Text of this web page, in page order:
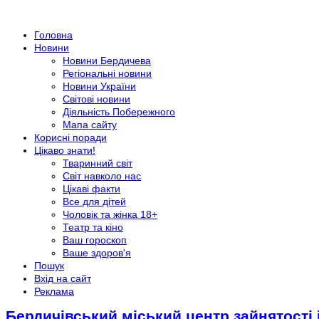
Головна
Новини
Новини Бердичева
Регіональні новини
Новини України
Світові новини
Діяльність Побережного
Мапа сайту
Корисні поради
Цікаво знати!
Тваринний світ
Світ навколо нас
Цікаві факти
Все для дітей
Чоловік та жінка 18+
Театр та кіно
Ваш гороскоп
Ваше здоров'я
Пошук
Вхід на сайт
Реклама